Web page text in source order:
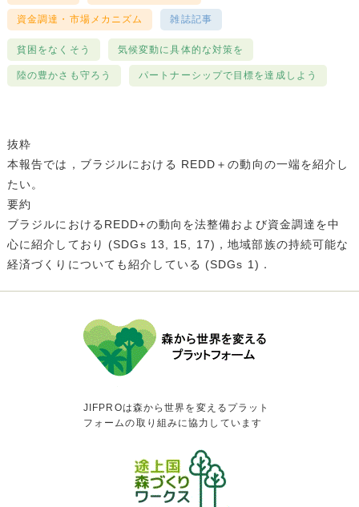
資金調達・市場メカニズム 雑誌記事
貧困をなくそう 気候変動に具体的な対策を
陸の豊かさも守ろう パートナーシップで目標を達成しよう
抜粋
本報告では，ブラジルにおける REDD＋の動向の一端を紹介し
たい。
要約
ブラジルにおけるREDD+の動向を法整備および資金調達を中
心に紹介しており (SDGs 13, 15, 17)，地域部族の持続可能な
経済づくりについても紹介している (SDGs 1)．
JIFPROは森から世界を変えるプラット
フォームの取り組みに協力しています